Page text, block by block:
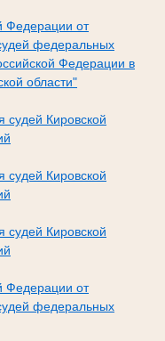
Федерации от
федеральных
Федерации в
области"
судей Кировской
судей Кировской
судей Кировской
Федерации от
федеральных